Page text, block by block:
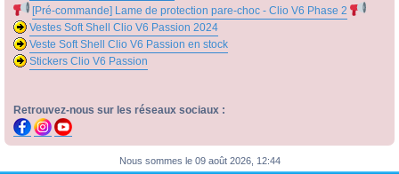
[Pré-commande] Lame de protection pare-choc - Clio V6 Phase 2
Vestes Soft Shell Clio V6 Passion 2024
Veste Soft Shell Clio V6 Passion en stock
Stickers Clio V6 Passion
Retrouvez-nous sur les réseaux sociaux :
Nous sommes le 09 août 2026, 12:44